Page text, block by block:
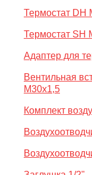
Термостат DH
Термостат SH
Адаптер для
Вентильная
M30x1,5
Комплект